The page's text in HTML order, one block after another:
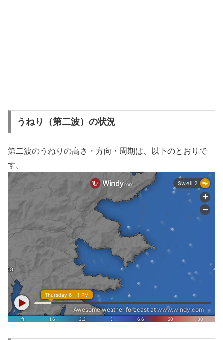
うねり（第二波）の状況
第二波のうねりの高さ・方向・周期は、以下のとおりで
す。